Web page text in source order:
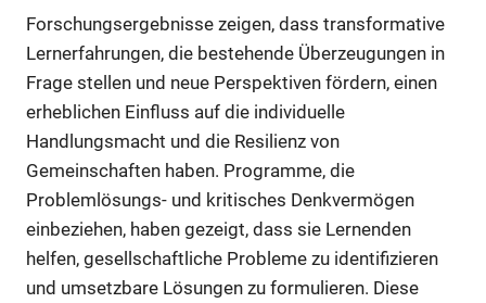
Forschungsergebnisse zeigen, dass transformative
Lernerfahrungen, die bestehende Überzeugungen in
Frage stellen und neue Perspektiven fördern, einen
erheblichen Einfluss auf die individuelle
Handlungsmacht und die Resilienz von
Gemeinschaften haben. Programme, die
Problemlösungs- und kritisches Denkvermögen
einbeziehen, haben gezeigt, dass sie Lernenden
helfen, gesellschaftliche Probleme zu identifizieren
und umsetzbare Lösungen zu formulieren. Diese